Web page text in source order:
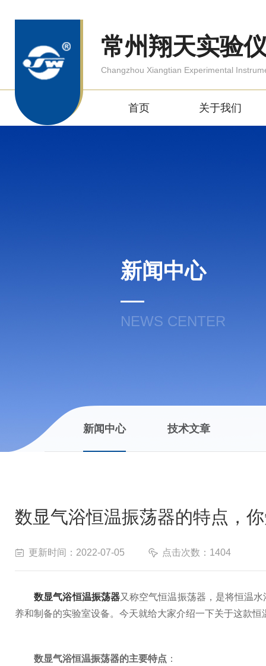
常州翔天实验
Changzhou Xiangtian Experimental
首页 关于我们
新闻中心
NEWS CENTER
新闻中心 技术文章
数显气浴恒温振荡器的特点，
更新时间：2022-07-05 点击次数：1404
数显气浴恒温振荡器又称空气恒温振荡器，是将恒温
养和制备的实验室设备。今天就给大家介绍一下关于这款
数显气浴恒温振荡器的主要特点 ：